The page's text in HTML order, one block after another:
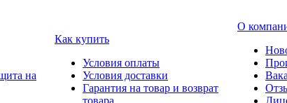
на
Как купить
Условия оплаты
Условия доставки
Гарантия на товар и возврат
товара
О